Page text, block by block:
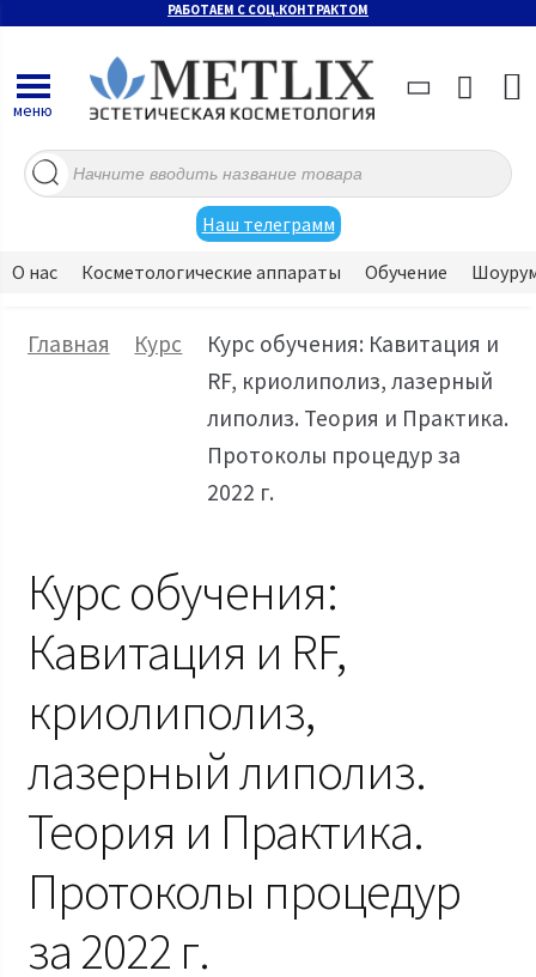
РАБОТАЕМ С СОЦ.КОНТРАКТОМ
Поиск
товаров
Наш телеграмм
меню
О нас Косметологические аппараты Обучение
Главная Курс
Курс обучения: Кавитация и
RF, криолиполиз, лазерный
липолиз. Теория и Практика.
Протоколы процедур за
2022 г.
Курс обучения:
Кавитация и RF,
криолиполиз,
лазерный липолиз.
Теория и Практика.
Протоколы процедур
за 2022 г.